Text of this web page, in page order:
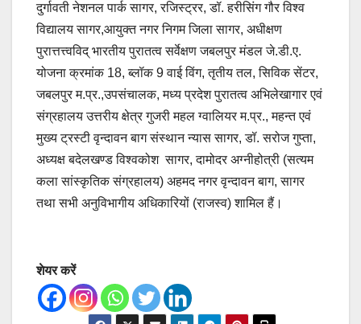
दुर्गावती नेशनल पार्क सागर, रजिस्ट्रर, डॉ. हरीसिंग गौर विश्व
विद्यालय सागर,आयुक्त नगर निगम जिला सागर, अधीक्षण
पुरात्तत्त्वविद् भारतीय पुरातत्व सर्वेक्षण जबलपुर मंडल जे.डी.ए.
योजना क्रमांक 18, ब्लॉक 9 वाई विंग, तृतीय तल, सिविक सेंटर,
जबलपुर म.प्र.,उपसंचालक, मध्य प्रदेश पुरातत्व अभिलेखागार एवं
संग्रहालय उत्तरीय क्षेत्र गुजरी महल ग्वालियर म.प्र., महन्त एवं
मुख्य ट्रस्टी वृन्दावन बाग संस्थान न्यास सागर, डॉ. सरोज गुप्ता,
अध्यक्ष बदेलखण्ड विश्वकोश सागर, दामोदर अग्नीहोत्री (सत्यम
कला सांस्कृतिक संग्रहालय) अहमद नगर वृन्दावन बाग, सागर
तथा सभी अनुविभागीय अधिकारियों (राजस्व) शामिल हैं।
शेयर करें